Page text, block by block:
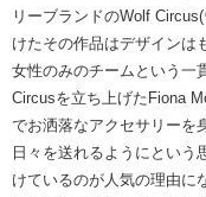
リーブランドのWolf
けたその作品はデザインは
女性のみのチームという一
Circusを立ち上げたFiona
でお洒落なアクセサリーを
日々を送れるようにという
けているのが人気の理由に